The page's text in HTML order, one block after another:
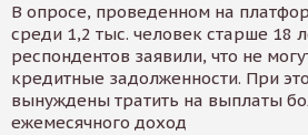
В опросе, проведенном на
среди 1,2 тыс. человек старше 18
респондентов заявили, что не
кредитные задолженности. При
вынуждены тратить на выплаты
ежемесячного доход